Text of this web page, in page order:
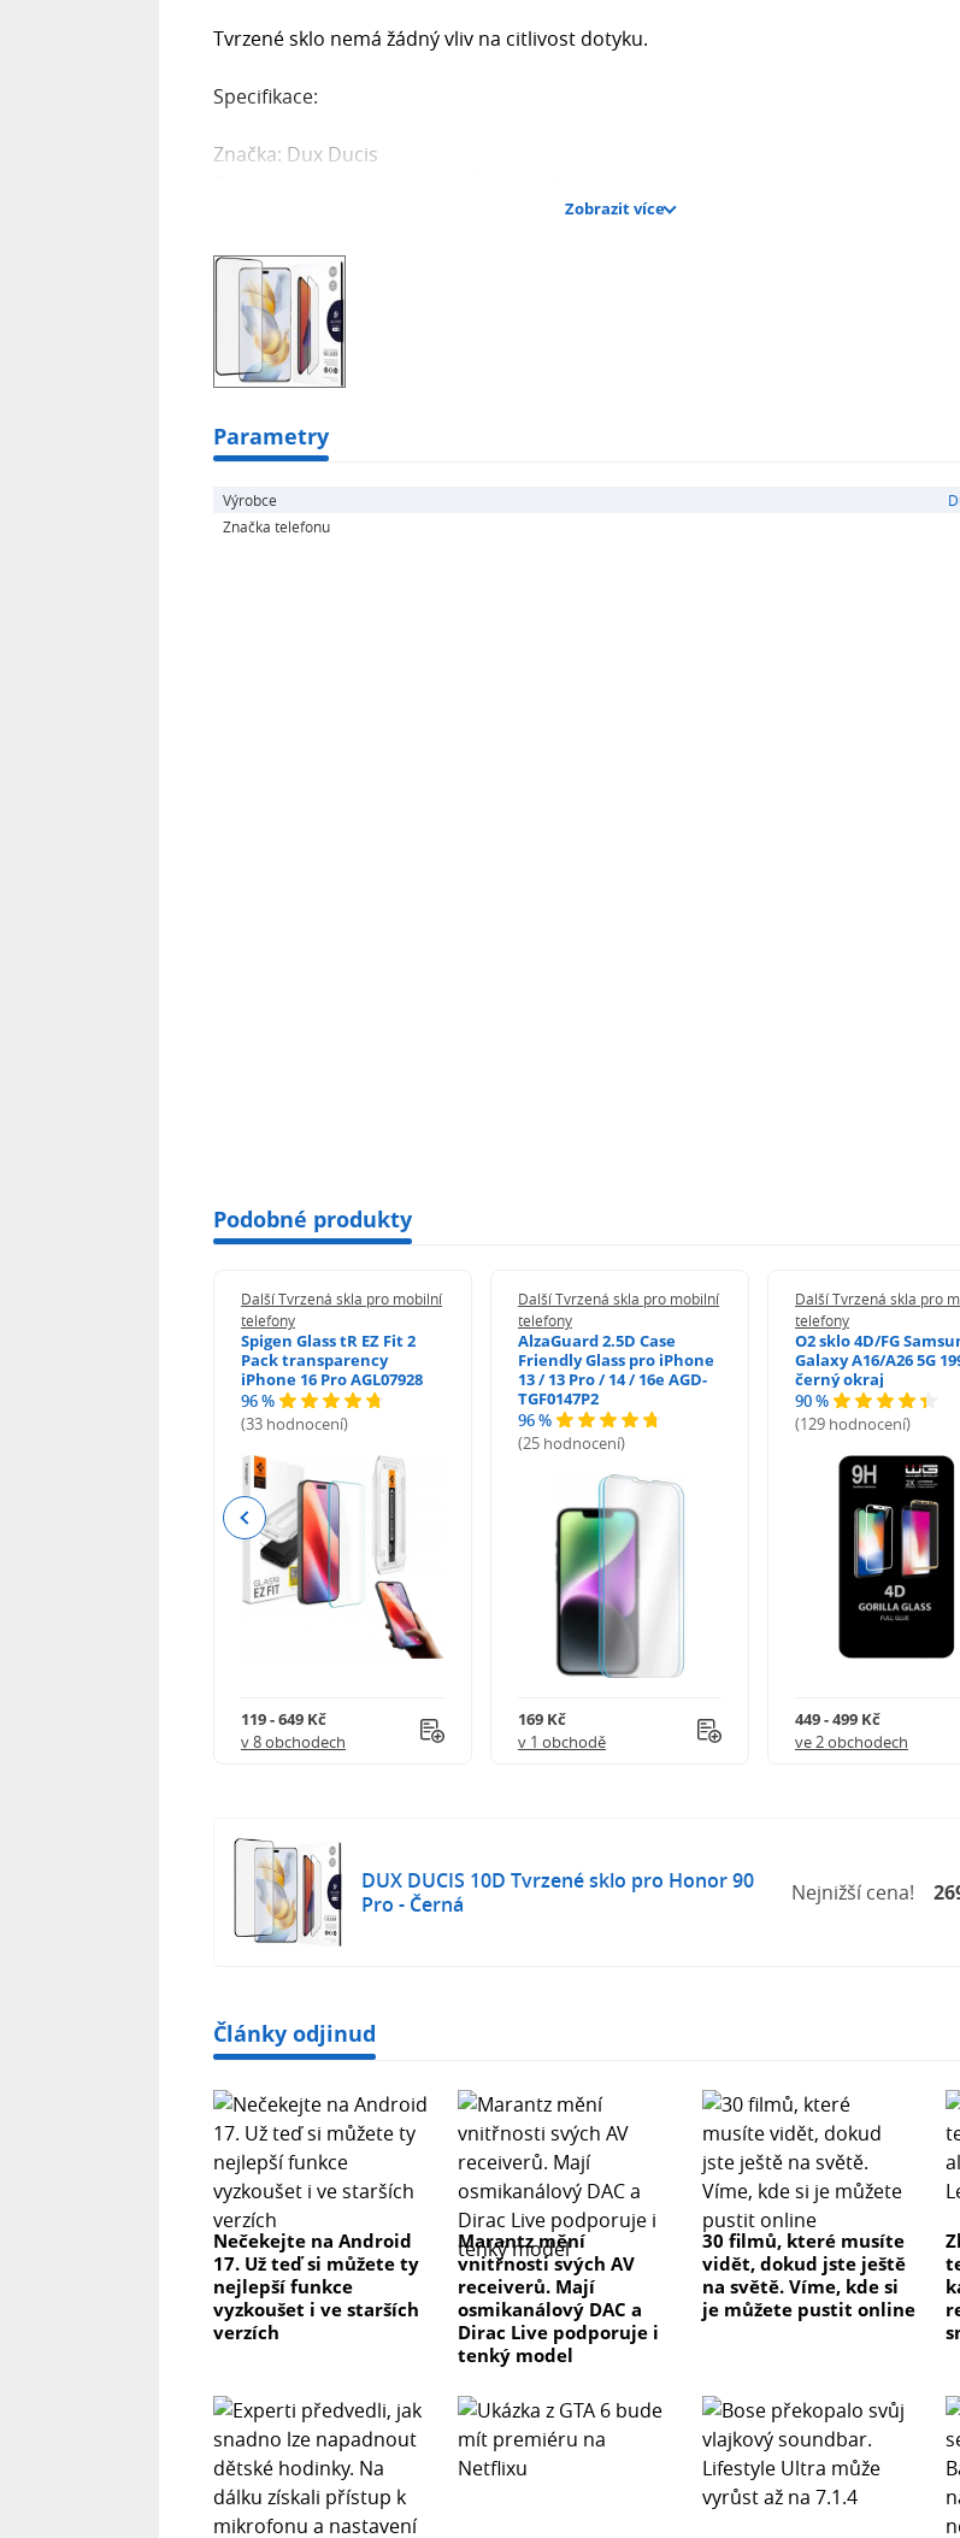
Tvrzené sklo nemá žádný vliv na citlivost dotyku.
Specifikace:
Značka: Dux Ducis
Jednoduchá montáž.
Krabice obsahuje sadu pro vlastní montáž skla.
Barva: Černá
Kompatibilní: Honor 90 Pro
Zobrazit více
Parametry
Výrobce
Značka telefonu
Podobné produkty
Další Tvrzená skla pro mobilní
telefony
Spigen Glass tR EZ Fit 2
Pack transparency
iPhone 16 Pro AGL07928
96 %
(33 hodnocení)
119 - 649 Kč
v 8 obchodech
Další Tvrzená skla pro mobilní
telefony
AlzaGuard 2.5D Case
Friendly Glass pro iPhone
13 / 13 Pro / 14 / 16e AGD-
TGF0147P2
96 %
(25 hodnocení)
169 Kč
v 1 obchodě
Další Tvrzená skla pro
telefony
O2 sklo 4D/FG
Galaxy A16/A26 5G
černý okraj
90 %
(129 hodnocení)
449 - 499 Kč
ve 2 obchodech
Previous
DUX DUCIS 10D Tvrzené sklo pro Honor 90
Pro - Černá
Nejnižší cena!
Články odjinud
Nečekejte na Android
17. Už teď si můžete ty
nejlepší funkce
vyzkoušet i ve starších
verzích
Marantz mění
vnitřnosti svých AV
receiverů. Mají
osmikanálový DAC a
Dirac Live podporuje i
tenký model
30 filmů, které musíte
vidět, dokud jste ještě
na světě. Víme, kde si
je můžete pustit online